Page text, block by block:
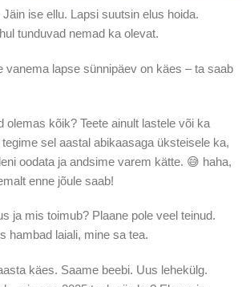
ise ellu. Lapsi suutsin elus hoida.
tunduvad nemad ka olevat.
vanema lapse sünnipäev on käes – ta saab
olemas kõik? Teete ainult lastele või ka
sel aastal abikaasaga üksteisele ka,
oodata ja andsime varem kätte. 😅 haha,
enne jõule saab!
ja mis toimub? Plaane pole veel teinud.
hambad laiali, mine sa tea.
käes. Saame beebi. Uus lehekülg.